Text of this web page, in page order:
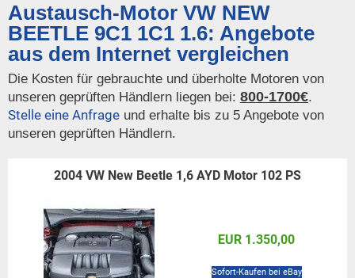
Austausch-Motor VW NEW
BEETLE 9C1 1C1 1.6: Angebote
aus dem Internet vergleichen
Die Kosten für gebrauchte und überholte Motoren von
unseren geprüften Händlern liegen bei: 800-1700€.
Stelle eine Anfrage und erhalte bis zu 5 Angebote von
unseren geprüften Händlern.
2004 VW New Beetle 1,6 AYD Motor 102 PS
EUR 1.350,00
Sofort-Kaufen bei eBay